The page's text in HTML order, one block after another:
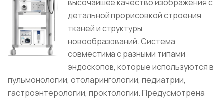
высочайшее качество изображения с
детальной прорисовкой строения
тканей и структуры
новообразований. Система
совместима с разными типами
эндоскопов, которые используются в
пульмонологии, отоларингологии, педиатрии,
гастроэнтерологии, проктологии. Предусмотрена